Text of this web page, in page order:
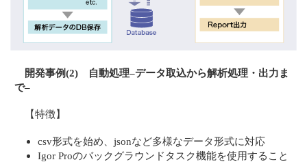
開発事例(2) 自動処理–データ取込から解析処理・出力ま
で–
【特徴】
csv形式を始め、jsonなど多様なデータ形式に対応
Igor Proのバックグラウンドタスク機能を使用すること